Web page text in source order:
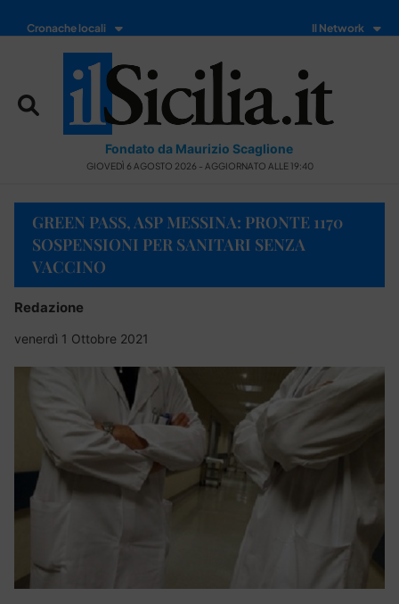
Cronache locali Il Network
Fondato da Maurizio Scaglione
GIOVEDÌ 6 AGOSTO 2026 - AGGIORNATO ALLE 19:40
GREEN PASS, ASP MESSINA: PRONTE 1170
SOSPENSIONI PER SANITARI SENZA
VACCINO
Redazione
venerdì 1 Ottobre 2021